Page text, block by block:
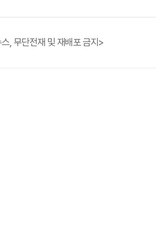
, 무단전재 및 재배포 금지>